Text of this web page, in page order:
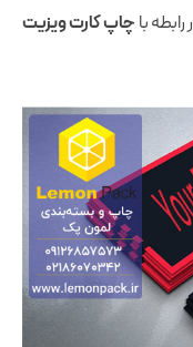
با چاپ کارت ویزیت